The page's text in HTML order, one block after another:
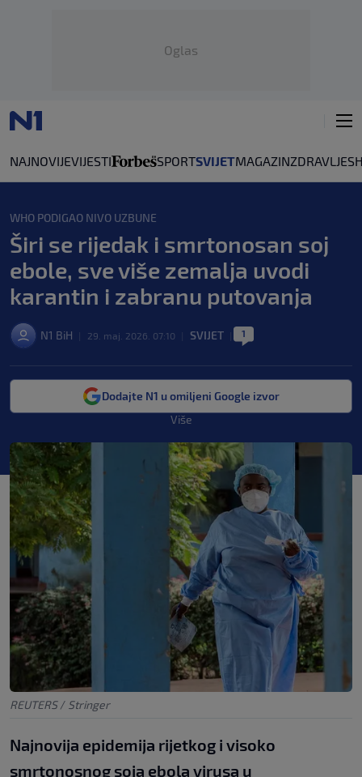
Oglas
NAJNOVIJEVIJESTI SPORTSVIJETMAGAZINZDRAVLJE
WHO PODIGAO NIVO UZBUNE
Širi se rijedak i smrtonosan soj
ebole, sve više zemalja uvodi
karantin i zabranu putovanja
N1 BiH 29. maj. 2026. 07:10 SVIJET 1
Dodajte N1 u omiljeni Google izvor
Više
REUTERS / Stringer
Najnovija epidemija rijetkog i visoko
smrtonosnog soja ebola virusa u